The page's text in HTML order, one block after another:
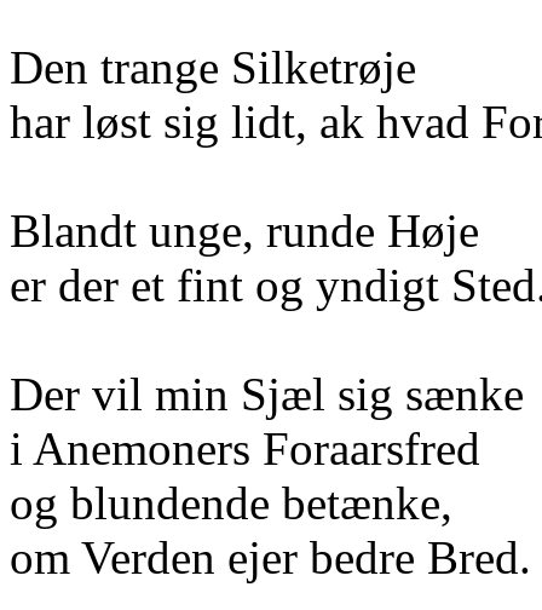
Den trange Silketrøje
har løst sig lidt, ak hvad
Blandt unge, runde Høje
er der et fint og yndigt
Der vil min Sjæl sig sænke
i Anemoners Foraarsfred
og blundende betænke,
om Verden ejer bedre Bred.